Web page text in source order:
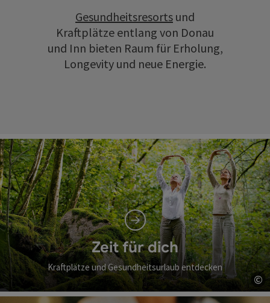
Gesundheitsresorts und
Kraftplätze entlang von Donau
und Inn bieten Raum für Erholung,
Longevity und neue Energie.
Zeit für dich
Kraftplätze und Gesundheitsurlaub entdecken
©